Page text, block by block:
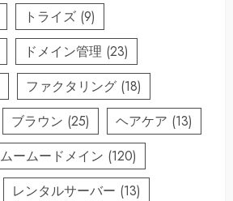
トライズ (9)
ドメイン管理 (23)
ファクタリング (18)
ブラウン (25) ヘアケア (13)
ムームードメイン (120)
レンタルサーバー (13)